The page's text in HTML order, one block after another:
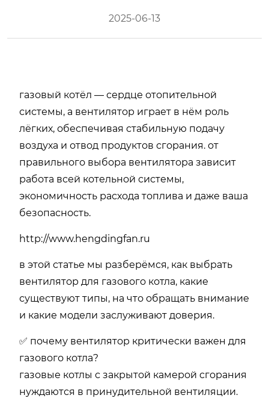
2025-06-13
газовый котёл — сердце отопительной
системы, а вентилятор играет в нём роль
лёгких, обеспечивая стабильную подачу
воздуха и отвод продуктов сгорания. от
правильного выбора вентилятора зависит
работа всей котельной системы,
экономичность расхода топлива и даже ваша
безопасность.
http://www.hengdingfan.ru
в этой статье мы разберёмся, как выбрать
вентилятор для газового котла, какие
существуют типы, на что обращать внимание
и какие модели заслуживают доверия.
✅ почему вентилятор критически важен для
газового котла?
газовые котлы с закрытой камерой сгорания
нуждаются в принудительной вентиляции.